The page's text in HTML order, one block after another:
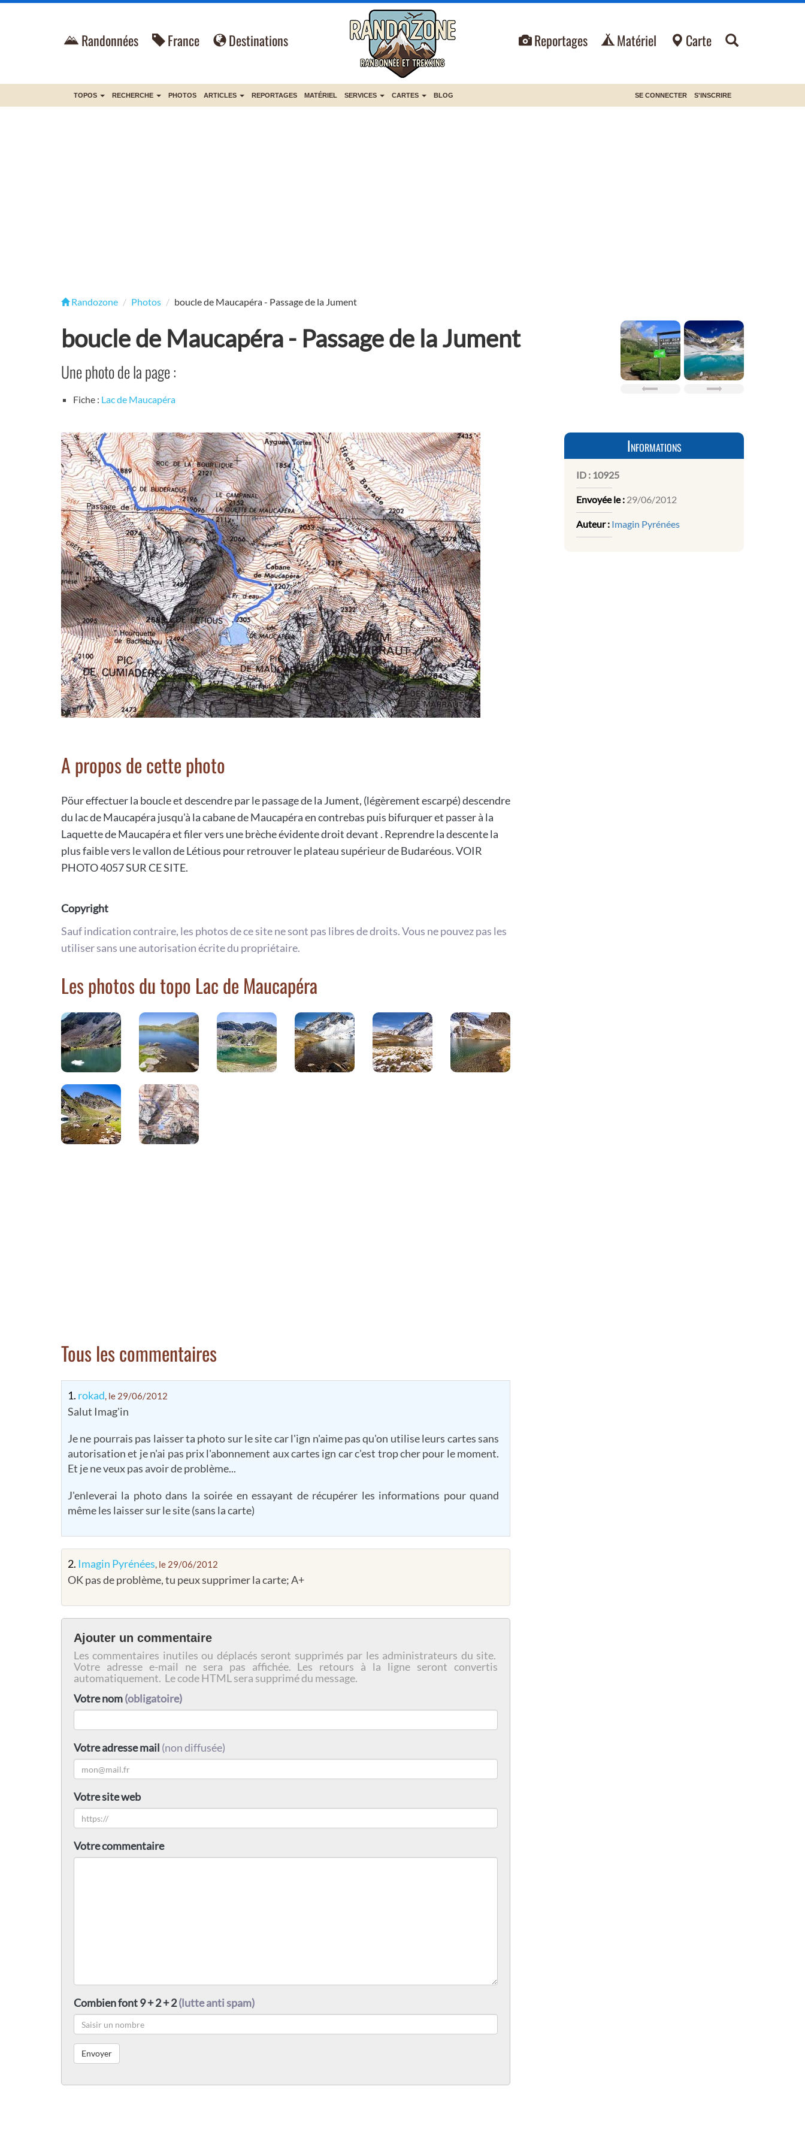
Randonnées France Destinations Reportages Matériel Carte
TOPOS RECHERCHE PHOTOS ARTICLES REPORTAGES MATÉRIEL SERVICES CARTES BLOG SE CONNECTER S'INSCRIRE
Randozone Photos boucle de Maucapéra - Passage de la Jument
boucle de Maucapéra - Passage de la Jument
Une photo de la page :
Fiche : Lac de Maucapéra
A propos de cette photo
Pöur effectuer la boucle et descendre par le passage de la Jument, (légèrement escarpé) descendre
du lac de Maucapéra jusqu'à la cabane de Maucapéra en contrebas puis bifurquer et passer à la
Laquette de Maucapéra et filer vers une brèche évidente droit devant . Reprendre la descente la
plus faible vers le vallon de Létious pour retrouver le plateau supérieur de Budaréous. VOIR
PHOTO 4057 SUR CE SITE.
Copyright
Sauf indication contraire, les photos de ce site ne sont pas libres de droits. Vous ne pouvez pas les
utiliser sans une autorisation écrite du propriétaire.
Les photos du topo Lac de Maucapéra
Tous les commentaires
1. rokad, le 29/06/2012
Salut Imag'in
Je ne pourrais pas laisser ta photo sur le site car l'ign n'aime pas qu'on utilise leurs cartes sans
autorisation et je n'ai pas prix l'abonnement aux cartes ign car c'est trop cher pour le moment.
Et je ne veux pas avoir de problème...
J'enleverai la photo dans la soirée en essayant de récupérer les informations pour quand
même les laisser sur le site (sans la carte)
2. Imagin Pyrénées, le 29/06/2012
OK pas de problème, tu peux supprimer la carte; A+
Ajouter un commentaire
Les commentaires inutiles ou déplacés seront supprimés par les administrateurs du site.
Votre adresse e-mail ne sera pas affichée. Les retours à la ligne seront convertis
automatiquement. Le code HTML sera supprimé du message.
Votre nom(obligatoire)
Votre adresse mail (non diffusée)
Votre site web
Votre commentaire
Combien font 9 + 2 + 2(lutte anti spam)
Informations
ID : 10925
Envoyée le : 29/06/2012
Auteur : Imagin Pyrénées